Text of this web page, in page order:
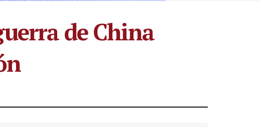
de China